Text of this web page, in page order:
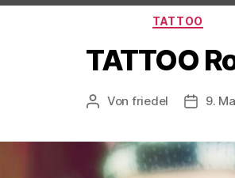
TATTOO
TATTOO
Beitragsautor
Von friedel 9.